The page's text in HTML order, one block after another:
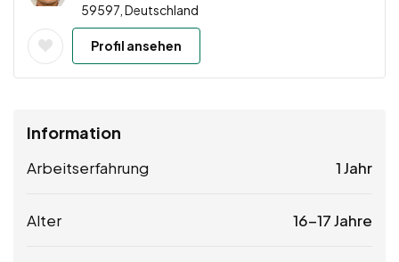
59597, Deutschland
Profil ansehen
Information
Arbeitserfahrung 1 Jahr
Alter 16-17 Jahre